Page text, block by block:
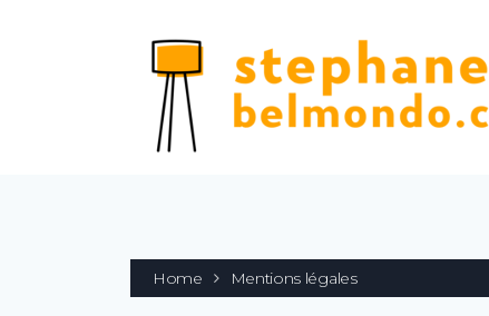
Home Mentions légales